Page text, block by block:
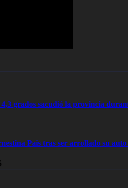
grados sacudió la provincia
Pais tras ser arrollado su